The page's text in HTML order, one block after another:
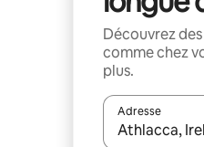
Découvrez
comme chez
plus.
Adresse
Lorsque les